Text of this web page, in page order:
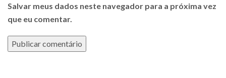
Salvar meus dados neste navegador para a próxima vez
que eu comentar.